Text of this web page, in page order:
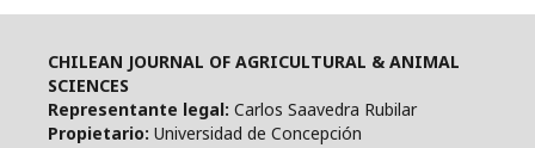
CHILEAN JOURNAL OF AGRICULTURAL & ANIMAL
SCIENCES
Representante legal: Carlos Saavedra Rubilar
Propietario: Universidad de Concepción